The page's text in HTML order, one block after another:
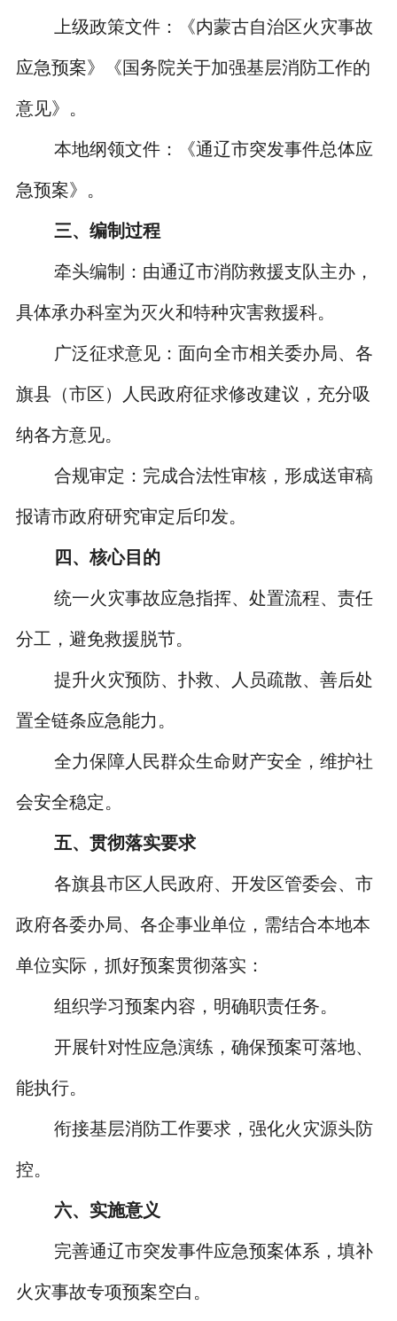
上级政策文件：《内蒙古自治区火灾事故
应急预案》《国务院关于加强基层消防工作的
意见》。
本地纲领文件：《通辽市突发事件总体应
急预案》。
三、编制过程
牵头编制：由通辽市消防救援支队主办，
具体承办科室为灭火和特种灾害救援科。
广泛征求意见：面向全市相关委办局、各
旗县（市区）人民政府征求修改建议，充分吸
纳各方意见。
合规审定：完成合法性审核，形成送审稿
报请市政府研究审定后印发。
四、核心目的
统一火灾事故应急指挥、处置流程、责任
分工，避免救援脱节。
提升火灾预防、扑救、人员疏散、善后处
置全链条应急能力。
全力保障人民群众生命财产安全，维护社
会安全稳定。
五、贯彻落实要求
各旗县市区人民政府、开发区管委会、市
政府各委办局、各企事业单位，需结合本地本
单位实际，抓好预案贯彻落实：
组织学习预案内容，明确职责任务。
开展针对性应急演练，确保预案可落地、
能执行。
衔接基层消防工作要求，强化火灾源头防
控。
六、实施意义
完善通辽市突发事件应急预案体系，填补
火灾事故专项预案空白。